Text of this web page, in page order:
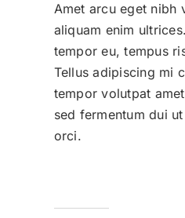
Amet arcu eget nibh
aliquam enim
tempor eu, tempus
Tellus adipiscing mi
tempor volutpat
sed fermentum dui
orci.